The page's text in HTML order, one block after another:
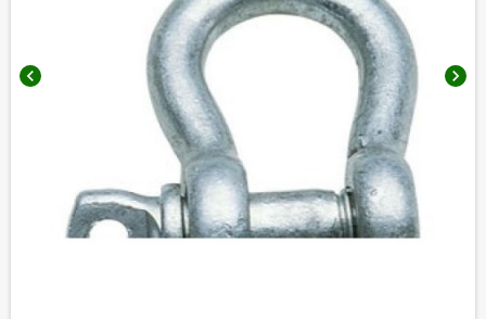
chevron_left chevron_right